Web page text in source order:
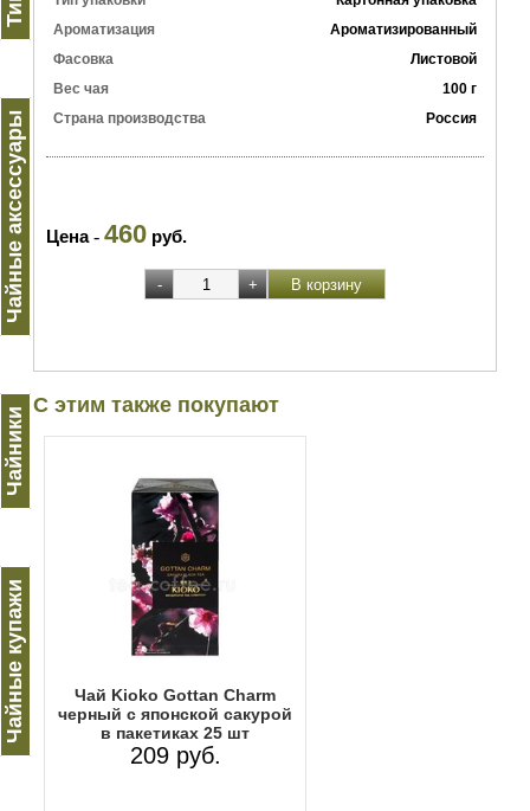
Чайные аксессуары
Чайники
Чайные купажи
Ароматизация
Ароматизированный
Фасовка
Листовой
Вес чая
100 г
Страна производства
Россия
Цена- 460 руб.
С этим также покупают
Чай Kioko Gottan Charm
черный с японской сакурой
в пакетиках 25 шт
209 руб.